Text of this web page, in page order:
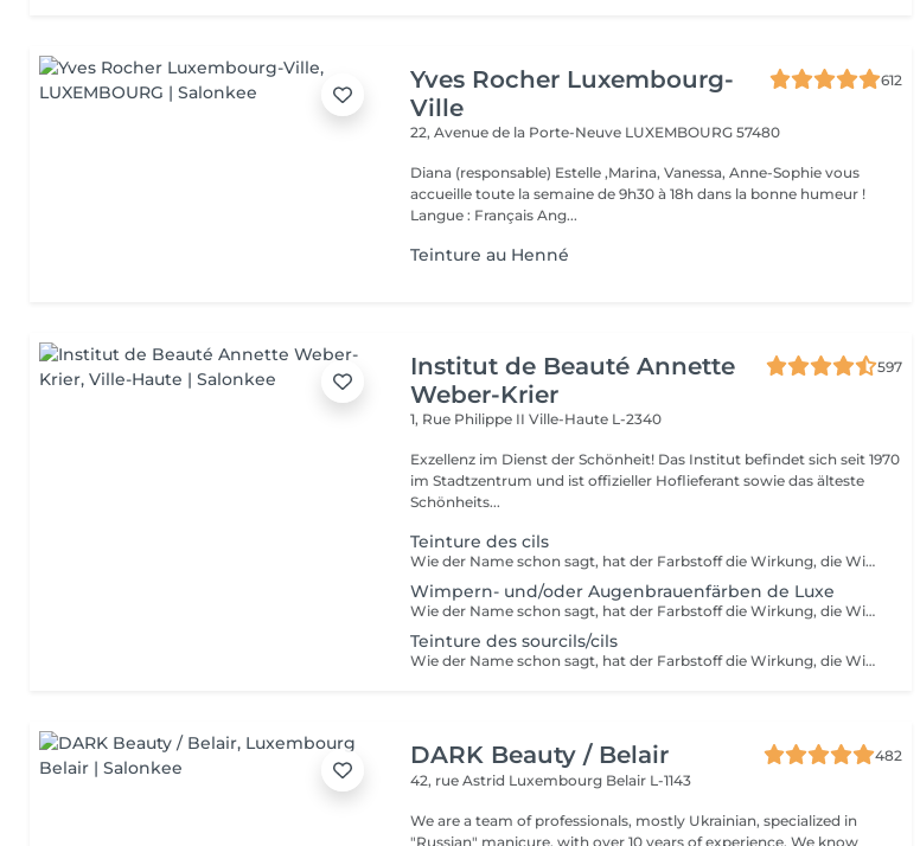
Yves Rocher Luxembourg-
Ville
612
22, Avenue de la Porte-Neuve LUXEMBOURG 57480
Diana (responsable) Estelle ,Marina, Vanessa, Anne-Sophie vous
accueille toute la semaine de 9h30 à 18h dans la bonne humeur !
Langue : Français Ang...
Teinture au Henné
Institut de Beauté Annette
Weber-Krier
597
1, Rue Philippe IIVille-Haute L-2340
Exzellenz im Dienst der Schönheit! Das Institut befindet sich seit 1970
im Stadtzentrum und ist offizieller Hoflieferant sowie das älteste
Schönheits...
Teinture des cils
Wie der Name schon sagt, hat der Farbstoff die Wirkung, die Wimpern oder Augenbrauen zu färben und sie sehr leicht zu beschichten. Ideal für Menschen mit hellen Wimpern oder Augenbrauen, die dunklere Wimpern oder Augenbrauen (schwarz, braun, braun usw.) mit oder ohne Wimperntusche wünschen.
Wimpern- und/oder Augenbrauenfärben de Luxe
Wie der Name schon sagt, hat der Farbstoff die Wirkung, die Wimpern oder Augenbrauen zu färben und sie sehr leicht zu beschichten. Ideal für Menschen mit hellen Wimpern oder Augenbrauen, die dunklere Wimpern oder Augenbrauen (schwarz, braun, braun usw.) mit oder ohne Wimperntusche wünschen. Wimpern-und Augenbrauenfärben mit Augen-Gelpads zum Auflegen auf die Augenpartie gegen Fältchen oder Augenringe und Schwellungen. Die Inhaltsstoffe haben eine entschlackende und feuchtigkeitsspendende Wirkung und besitzen die Eigenschaft, Stauungen vorzubeugen.
Teinture des sourcils/cils
Wie der Name schon sagt, hat der Farbstoff die Wirkung, die Wimpern oder Augenbrauen zu färben und sie sehr leicht zu beschichten. Ideal für Menschen mit hellen Wimpern oder Augenbrauen, die dunklere Wimpern oder Augenbrauen (schwarz, braun, braun usw.) mit oder ohne Wimperntusche wünschen.
DARK Beauty / Belair
482
42, rue Astrid Luxembourg Belair L-1143
We are a team of professionals, mostly Ukrainian, specialized in
"Russian" manicure, with over 10 years of experience. We know